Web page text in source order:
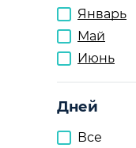
Январь
Май
Июнь
Дней
Все